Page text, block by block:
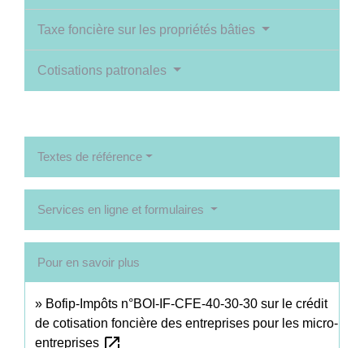
Taxe foncière sur les propriétés bâties
Cotisations patronales
Textes de référence
Services en ligne et formulaires
Pour en savoir plus
Bofip-Impôts n°BOI-IF-CFE-40-30-30 sur le crédit
de cotisation foncière des entreprises pour les micro-
entreprises open_in_new